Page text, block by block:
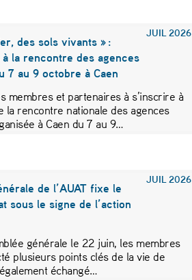
JUIL 2026
des sols vivants » :
la rencontre des agences
7 au 9 octobre à Caen
membres et partenaires à s’inscrire à
la rencontre nationale des agences
à Caen du 7 au 9…
JUIL 2026
de l’AUAT fixe le
sous le signe de l’action
générale le 22 juin, les membres
plusieurs points clés de la vie de
échangé…